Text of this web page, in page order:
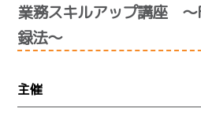
業務スキルアップ講座 ～
録法～
主催